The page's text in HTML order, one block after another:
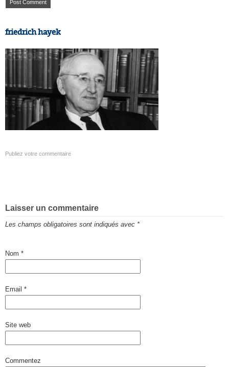
friedrich hayek
Publiez votre commentaire
Laisser un commentaire
Les champs obligatoires sont indiqués avec *
Nom *
Email *
Site web
Commentez